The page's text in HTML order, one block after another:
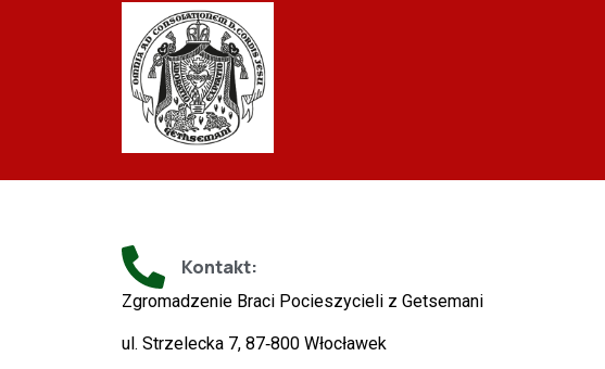
Kontakt:
Zgromadzenie Braci Pocieszycieli z Getsemani
ul. Strzelecka 7, 87‑800 Włocławek